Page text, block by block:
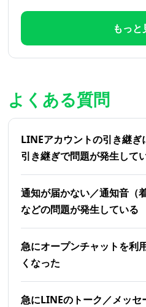
もっと
よくある質問
LINEアカウントの引き継ぎ
引き継ぎで問題が発生して
通知が届かない／通知音（
などの問題が発生している
急にオープンチャットを利
くなった
急にLINEのトーク／メッセ